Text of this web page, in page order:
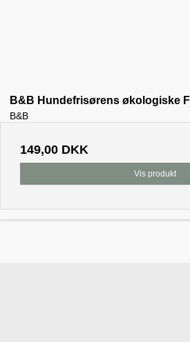
B&B Hundefrisørens økologiske
B&B
149,00 DKK
Vis produkt